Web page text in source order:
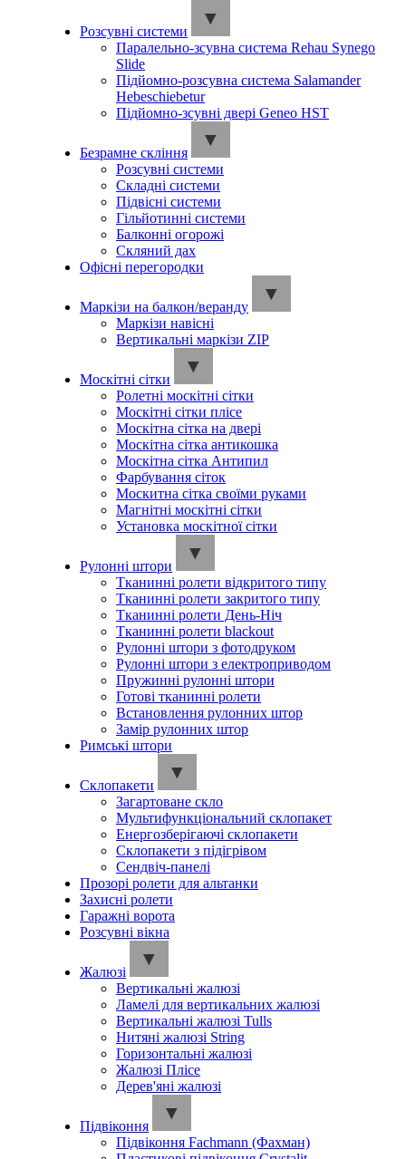
Розсувні системи
Паралельно-зсувна система Rehau Synego
Slide
Підйомно-розсувна система Salamander
Hebeschiebetur
Підйомно-зсувні двері Geneo HST
Безрамне скління
Розсувні системи
Складні системи
Підвісні системи
Гільйотинні системи
Балконні огорожі
Скляний дах
Офісні перегородки
Маркізи на балкон/веранду
Маркізи навісні
Вертикальні маркізи ZIP
Москітні сітки
Ролетні москітні сітки
Москітні сітки плісе
Москітна сітка на двері
Москітна сітка антикошка
Москітна сітка Антипил
Фарбування сіток
Москитна сітка своїми руками
Магнітні москітні сітки
Установка москітної сітки
Рулонні штори
Тканинні ролети відкритого типу
Тканинні ролети закритого типу
Тканинні ролети День-Ніч
Тканинні ролети blackout
Рулонні штори з фотодруком
Рулонні штори з електроприводом
Пружинні рулонні штори
Готові тканинні ролети
Встановлення рулонних штор
Замір рулонних штор
Римські штори
Склопакети
Загартоване скло
Мультифункціональний склопакет
Енергозберігаючі склопакети
Склопакети з підігрівом
Сендвіч-панелі
Прозорі ролети для альтанки
Захисні ролети
Гаражні ворота
Розсувні вікна
Жалюзі
Вертикальні жалюзі
Ламелі для вертикальних жалюзі
Вертикальні жалюзі Tulls
Нитяні жалюзі String
Горизонтальні жалюзі
Жалюзі Плісе
Дерев'яні жалюзі
Підвіконня
Підвіконня Fachmann (Фахман)